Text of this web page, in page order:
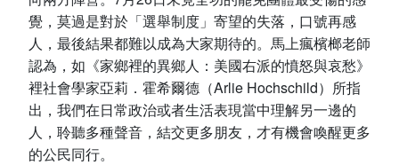
覺，莫過是對於「選舉制度」寄望的失落，口號再感
人，最後結果都難以成為大家期待的。馬上瘋檳榔老師
認為，如《家鄉裡的異鄉人：美國右派的憤怒與哀愁》
裡社會學家亞莉．霍希爾德（Arlie Hochschild）所指
出，我們在日常政治或者生活表現當中理解另一邊的
人，聆聽多種聲音，結交更多朋友，才有機會喚醒更多
的公民同行。